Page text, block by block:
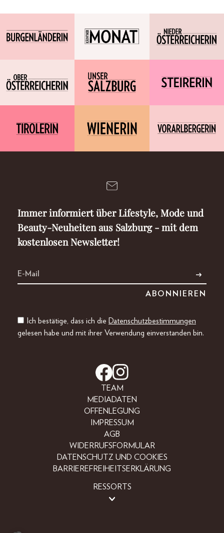
Immer informiert über Lifestyle, Mode und
Beauty-Neuheiten aus Salzburg - mit dem
kostenlosen Newsletter!
Ich bestätige, dass ich die Datenschutzbestimmungen
gelesen habe und mit ihrer Verwendung einverstanden bin.
TEAM
MEDIADATEN
OFFENLEGUNG
IMPRESSUM
AGB
WIDERRUFSFORMULAR
DATENSCHUTZ UND COOKIES
BARRIEREFREIHEITSERKLÄRUNG
RESSORTS